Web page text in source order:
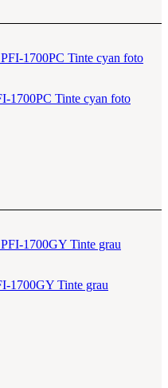
1700PC Tinte cyan foto
1700GY Tinte grau